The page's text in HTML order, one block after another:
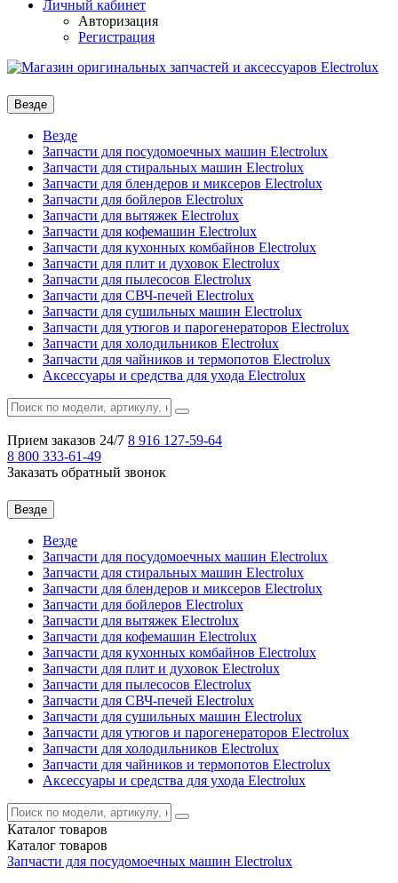
Личный кабинет
Авторизация
Регистрация
Везде
Везде
Запчасти для посудомоечных машин Electrolux
Запчасти для стиральных машин Electrolux
Запчасти для блендеров и миксеров Electrolux
Запчасти для бойлеров Electrolux
Запчасти для вытяжек Electrolux
Запчасти для кофемашин Electrolux
Запчасти для кухонных комбайнов Electrolux
Запчасти для плит и духовок Electrolux
Запчасти для пылесосов Electrolux
Запчасти для СВЧ-печей Electrolux
Запчасти для сушильных машин Electrolux
Запчасти для утюгов и парогенераторов Electrolux
Запчасти для холодильников Electrolux
Запчасти для чайников и термопотов Electrolux
Аксессуары и средства для ухода Electrolux
Прием заказов 24/7 8 916 127-59-64
8 800 333-61-49
Заказать обратный звонок
Везде
Везде
Запчасти для посудомоечных машин Electrolux
Запчасти для стиральных машин Electrolux
Запчасти для блендеров и миксеров Electrolux
Запчасти для бойлеров Electrolux
Запчасти для вытяжек Electrolux
Запчасти для кофемашин Electrolux
Запчасти для кухонных комбайнов Electrolux
Запчасти для плит и духовок Electrolux
Запчасти для пылесосов Electrolux
Запчасти для СВЧ-печей Electrolux
Запчасти для сушильных машин Electrolux
Запчасти для утюгов и парогенераторов Electrolux
Запчасти для холодильников Electrolux
Запчасти для чайников и термопотов Electrolux
Аксессуары и средства для ухода Electrolux
Каталог товаров
Каталог товаров
Запчасти для посудомоечных машин Electrolux